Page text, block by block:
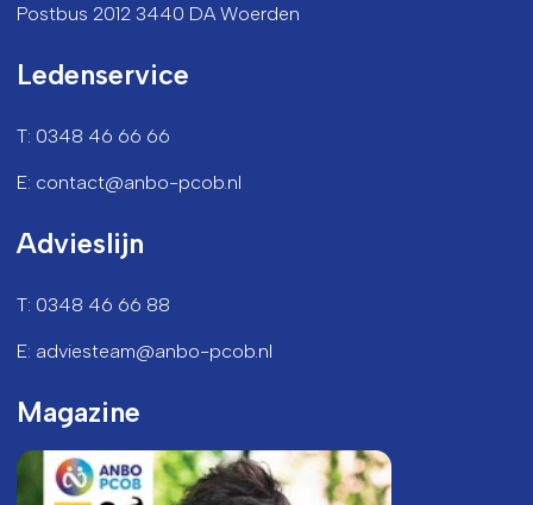
Postbus 2012 3440 DA Woerden
Ledenservice
T: 0348 46 66 66
E: contact@anbo-pcob.nl
Advieslijn
T: 0348 46 66 88
E: adviesteam@anbo-pcob.nl
Magazine